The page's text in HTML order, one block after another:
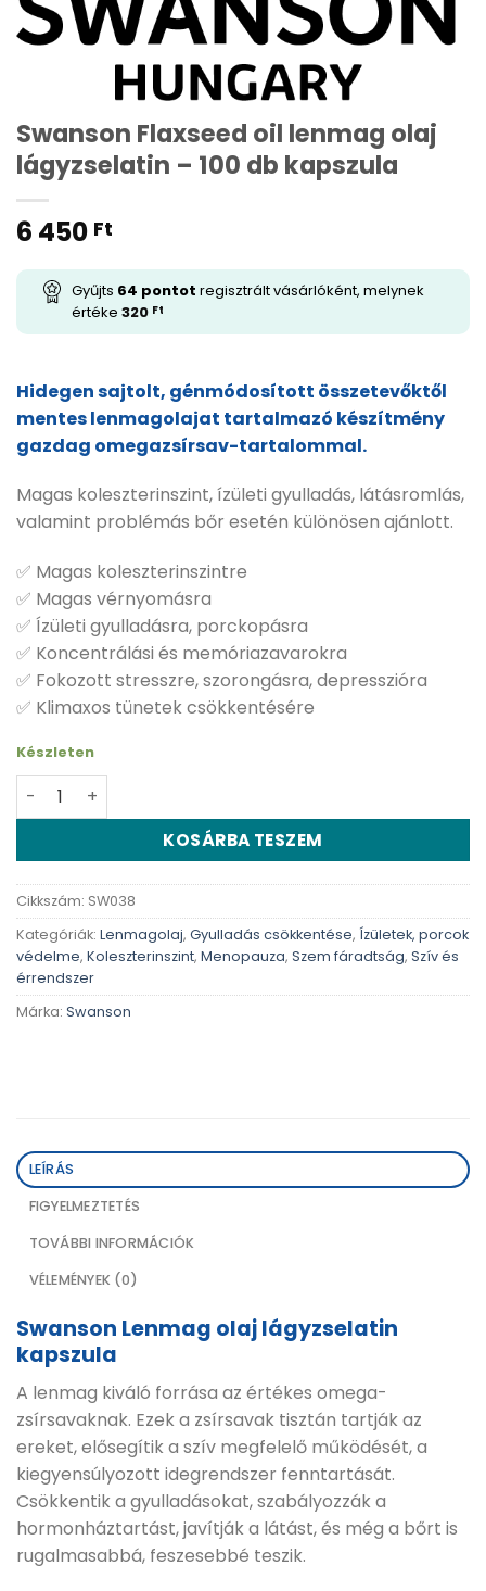
Swanson Flaxseed oil lenmag olaj
lágyzselatin – 100 db kapszula
6 450 Ft
Gyűjts 64 pontot regisztrált vásárlóként, melynek
értéke 320 Ft
Hidegen sajtolt, génmódosított összetevőktől
mentes lenmagolajat tartalmazó készítmény
gazdag omegazsírsav-tartalommal.
Magas koleszterinszint, ízületi gyulladás, látásromlás,
valamint problémás bőr esetén különösen ajánlott.
✅ Magas koleszterinszintre
✅ Magas vérnyomásra
✅ Ízületi gyulladásra, porckopásra
✅ Koncentrálási és memóriazavarokra
✅ Fokozott stresszre, szorongásra, depresszióra
✅ Klimaxos tünetek csökkentésére
Készleten
Swanson Flaxseed oil lenmag olaj lágyzselatin - 100 db
KOSÁRBA TESZEM
Cikkszám: SW038
Kategóriák: Lenmagolaj, Gyulladás csökkentése, Ízületek, porcok
védelme, Koleszterinszint, Menopauza, Szem fáradtság, Szív és
érrendszer
Márka: Swanson
LEÍRÁS
FIGYELMEZTETÉS
TOVÁBBI INFORMÁCIÓK
VÉLEMÉNYEK (0)
Swanson Lenmag olaj lágyzselatin
kapszula
A lenmag kiváló forrása az értékes omega-
zsírsavaknak. Ezek a zsírsavak tisztán tartják az
ereket, elősegítik a szív megfelelő működését, a
kiegyensúlyozott idegrendszer fenntartását.
Csökkentik a gyulladásokat, szabályozzák a
hormonháztartást, javítják a látást, és még a bőrt is
rugalmasabbá, feszesebbé teszik.